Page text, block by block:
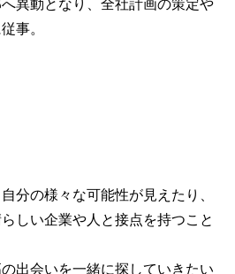
異動となり、全社計画の策定や
事。
分の様々な可能性が見えたり、
しい企業や人と接点を持つこと
出会いを一緒に探していきたい